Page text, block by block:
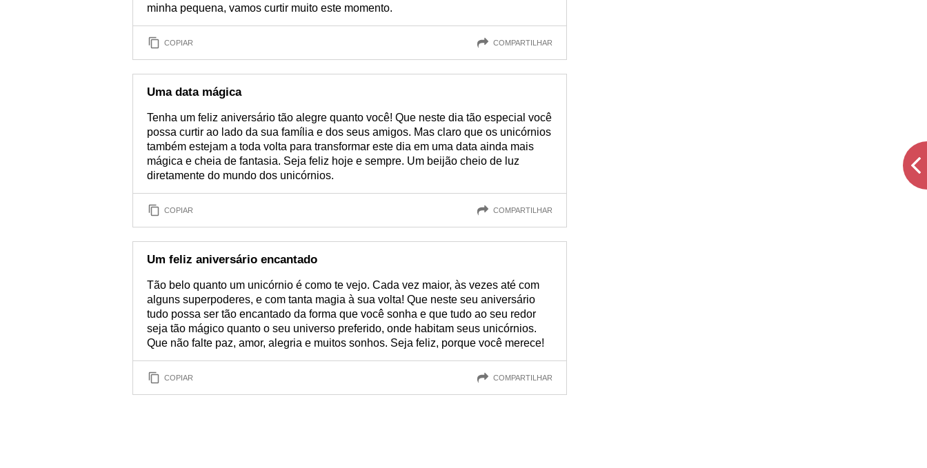
minha pequena, vamos curtir muito este momento.
COPIAR COMPARTILHAR
Uma data mágica
Tenha um feliz aniversário tão alegre quanto você! Que neste dia tão especial você
possa curtir ao lado da sua família e dos seus amigos. Mas claro que os unicórnios
também estejam a toda volta para transformar este dia em uma data ainda mais
mágica e cheia de fantasia. Seja feliz hoje e sempre. Um beijão cheio de luz
diretamente do mundo dos unicórnios.
COPIAR COMPARTILHAR
Um feliz aniversário encantado
Tão belo quanto um unicórnio é como te vejo. Cada vez maior, às vezes até com
alguns superpoderes, e com tanta magia à sua volta! Que neste seu aniversário
tudo possa ser tão encantado da forma que você sonha e que tudo ao seu redor
seja tão mágico quanto o seu universo preferido, onde habitam seus unicórnios.
Que não falte paz, amor, alegria e muitos sonhos. Seja feliz, porque você merece!
COPIAR COMPARTILHAR